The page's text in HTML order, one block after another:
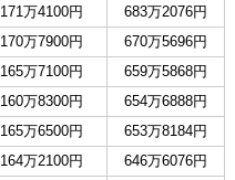
171万4100円
683万2076円
170万7900円
670万5696円
165万7100円
659万5868円
160万8300円
654万6888円
165万6500円
653万8184円
164万2100円
646万6076円